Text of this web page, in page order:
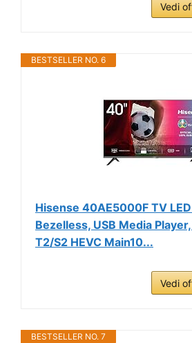
Vedi
BESTSELLER NO. 6
Hisense 40AE5000F TV
Bezelless, USB Media
T2/S2 HEVC Main10...
Vedi
BESTSELLER NO. 7